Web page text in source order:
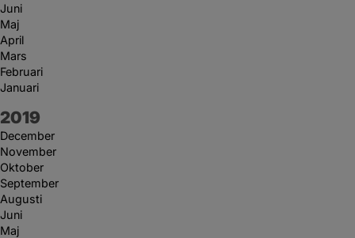
Juni
Maj
April
Mars
Februari
Januari
År:
2019
December
November
Oktober
September
Augusti
Juni
Maj